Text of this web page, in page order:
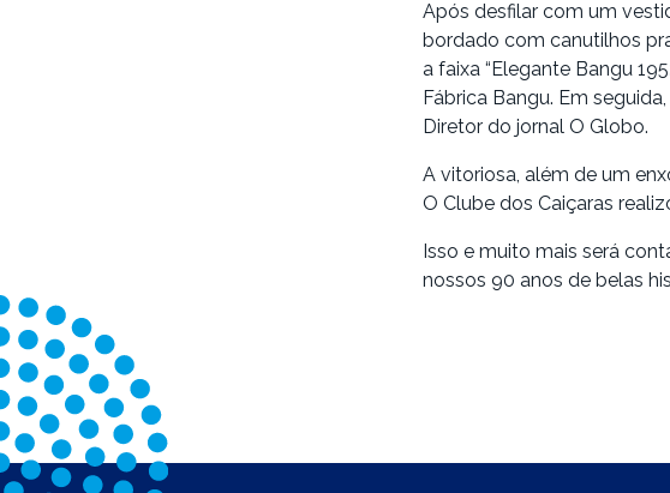
Após desfilar com um
bordado com canutilhos
a faixa “Elegante Bangu
Fábrica Bangu. Em
Diretor do jornal O Globo.
A vitoriosa, além de um
O Clube dos Caiçaras
Isso e muito mais será
nossos 90 anos de belas